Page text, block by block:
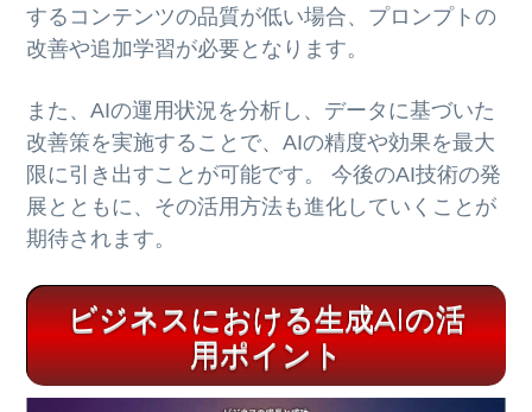
するコンテンツの品質が低い場合、プロンプトの
改善や追加学習が必要となります。
また、AIの運用状況を分析し、データに基づいた
改善策を実施することで、AIの精度や効果を最大
限に引き出すことが可能です。 今後のAI技術の発
展とともに、その活用方法も進化していくことが
期待されます。
ビジネスにおける生成AIの活
用ポイント